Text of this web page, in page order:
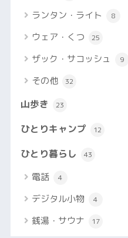
ランタン・ライト 8
ウェア・くつ 25
ザック・サコッシュ 9
その他 32
山歩き 23
ひとりキャンプ 12
ひとり暮らし 43
電話 4
デジタル小物 4
銭湯・サウナ 17